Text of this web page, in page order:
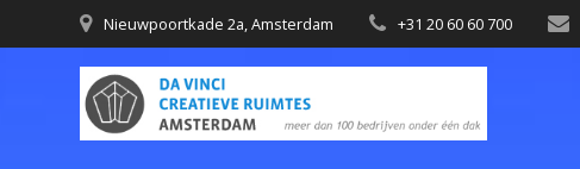
Nieuwpoortkade 2a, Amsterdam +31 20 60 60 700